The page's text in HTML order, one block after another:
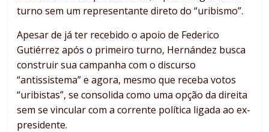
turno sem um representante direto do “uribismo”.
Apesar de já ter recebido o apoio de Federico
Gutiérrez após o primeiro turno, Hernández busca
construir sua campanha com o discurso
“antissistema” e agora, mesmo que receba votos
“uribistas”, se consolida como uma opção da direita
sem se vincular com a corrente política ligada ao ex-
presidente.